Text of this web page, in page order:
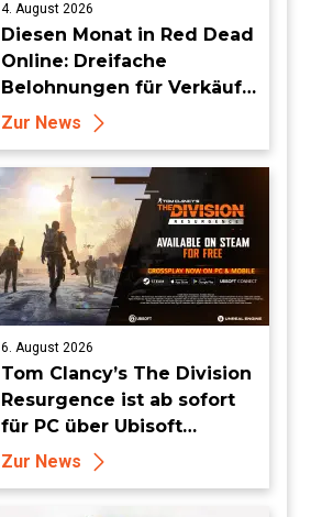
4. August 2026
Diesen Monat in Red Dead
Online: Dreifache
Belohnungen für Verkäufe
von Sammlersätzen und
das Entdecken von
Sammlerstücken, in
Telegramm-Missionen
und mehr
Zur News
6. August 2026
Tom Clancy’s The Division
Resurgence ist ab sofort
für PC über Ubisoft
Connect und Steam
Zur News